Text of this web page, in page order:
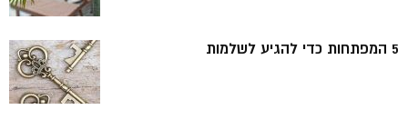
5 המפתחות כדי להגיע לשלמות